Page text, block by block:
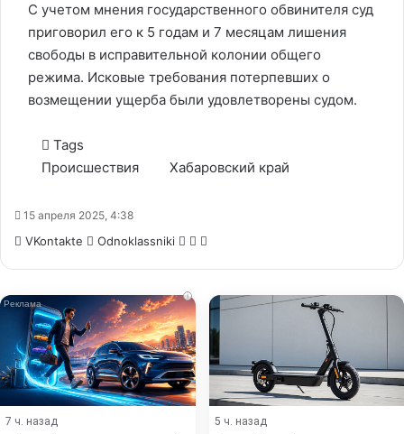
С учетом мнения государственного обвинителя суд
приговорил его к 5 годам и 7 месяцам лишения
свободы в исправительной колонии общего
режима. Исковые требования потерпевших о
возмещении ущерба были удовлетворены судом.
Tags
Происшествия
Хабаровский край
15 апреля 2025, 4:38
VKontakte Odnoklassniki WhatsApp
Telegram
i
7 ч. назад
5 ч. назад